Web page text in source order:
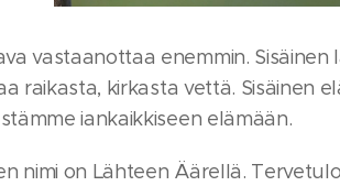
vastaanottaa enemmin.
raikasta, kirkasta vettä. Sisäinen
iankaikkiseen elämään.
nimi on Lähteen Äärellä.